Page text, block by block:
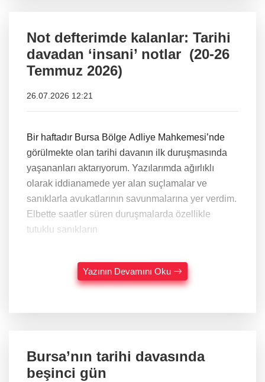
Not defterimde kalanlar: Tarihi
davadan ‘insani’ notlar (20-26
Temmuz 2026)
26.07.2026 12:21
Bir haftadır Bursa Bölge Adliye Mahkemesi’nde
görülmekte olan tarihi davanın ilk duruşmasında
yaşananları aktarıyorum. Yazılarımda ağırlıklı
olarak iddianamede yer alan suçlamalar ve
sanıklarla avukatlarının savunmalarına yer verdim.
Elbette saatler süren duruşmalarda özellikle
tutuklu sanıkların
Yazının Devamını Oku
Bursa’nın tarihi davasında
beşinci gün